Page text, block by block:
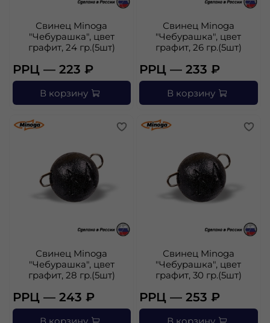
Свинец Minoga
"Чебурашка", цвет
графит, 24 гр.(5шт)
РРЦ — 223 ₽
В корзину
Свинец Minoga
"Чебурашка", цвет
графит, 26 гр.(5шт)
РРЦ — 233 ₽
В корзину
Свинец Minoga
"Чебурашка", цвет
графит, 28 гр.(5шт)
РРЦ — 243 ₽
В корзину
Свинец Minoga
"Чебурашка", цвет
графит, 30 гр.(5шт)
РРЦ — 253 ₽
В корзину